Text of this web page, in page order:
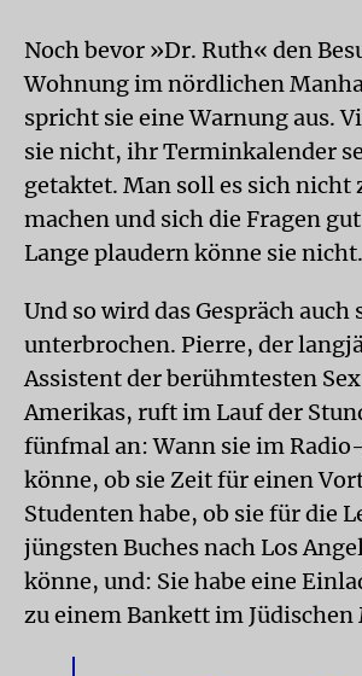
Noch bevor »Dr. Ruth« den
Wohnung im nördlichen
spricht sie eine Warnung aus.
sie nicht, ihr Terminkalender
getaktet. Man soll es sich nicht
machen und sich die Fragen
Lange plaudern könne sie nicht.
Und so wird das Gespräch auch
unterbrochen. Pierre, der
Assistent der berühmtesten
Amerikas, ruft im Lauf der
fünfmal an: Wann sie im
könne, ob sie Zeit für einen
Studenten habe, ob sie für die
jüngsten Buches nach Los
könne, und: Sie habe eine
zu einem Bankett im Jüdischen